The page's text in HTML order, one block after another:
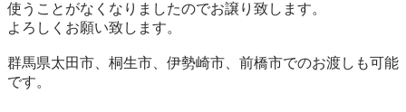
使うことがなくなりましたのでお譲り致します。
よろしくお願い致します。
群馬県太田市、桐生市、伊勢崎市、前橋市でのお渡しも可能
です。